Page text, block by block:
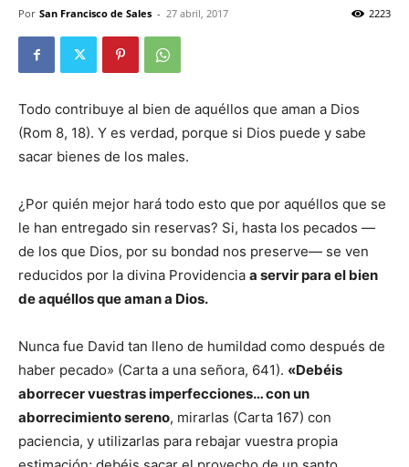
Por San Francisco de Sales - 27 abril, 2017 2223
Todo contribuye al bien de aquéllos que aman a Dios
(Rom 8, 18). Y es verdad, porque si Dios puede y sabe
sacar bienes de los males.
¿Por quién mejor hará todo esto que por aquéllos que se
le han entregado sin reservas? Si, hasta los pecados —
de los que Dios, por su bondad nos preserve— se ven
reducidos por la divina Providencia a servir para el bien
de aquéllos que aman a Dios.
Nunca fue David tan lleno de humildad como después de
haber pecado» (Carta a una señora, 641). «Debéis
aborrecer vuestras imperfecciones… con un
aborrecimiento sereno, mirarlas (Carta 167) con
paciencia, y utilizarlas para rebajar vuestra propia